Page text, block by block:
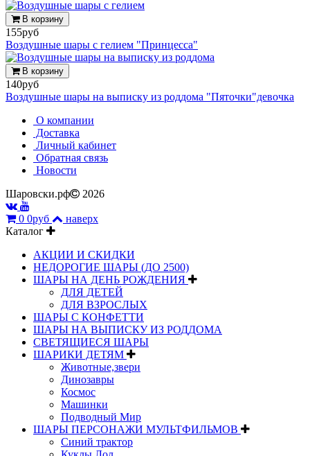
В корзину
155руб
Воздушные шары с гелием "Принцесса"
В корзину
140руб
Воздушные шары на выписку из роддома "Пяточки"девочка
О компании
Доставка
Личный кабинет
Обратная связь
Новости
Шаровски.рф
2026
0 0руб
наверх
Каталог
АКЦИИ И СКИДКИ
НЕДОРОГИЕ ШАРЫ (ДО 2500)
ШАРЫ НА ДЕНЬ РОЖДЕНИЯ
ДЛЯ ДЕТЕЙ
ДЛЯ ВЗРОСЛЫХ
ШАРЫ С КОНФЕТТИ
ШАРЫ НА ВЫПИСКУ ИЗ РОДДОМА
СВЕТЯЩИЕСЯ ШАРЫ
ШАРИКИ ДЕТЯМ
Животные,звери
Динозавры
Космос
Машинки
Подводный Мир
ШАРЫ ПЕРСОНАЖИ МУЛЬТФИЛЬМОВ
Синий трактор